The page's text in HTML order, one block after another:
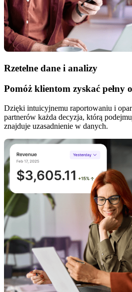
Rzetelne dane i analizy
Pomóż klientom zyskać pełny
Dzięki intuicyjnemu raportowaniu i
partnerów każda decyzja, którą
znajduje uzasadnienie w danych.